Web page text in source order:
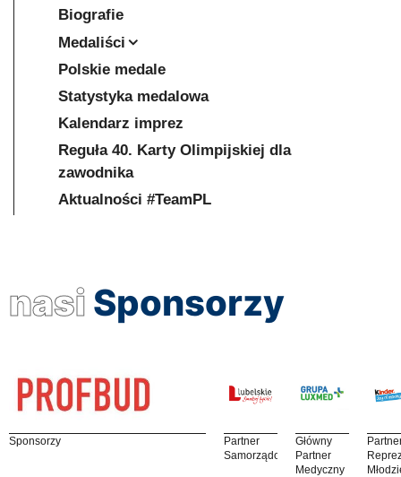
Biografie
Medaliści
Polskie medale
Statystyka medalowa
Kalendarz imprez
Reguła 40. Karty Olimpijskiej dla
zawodnika
Aktualności #TeamPL
nasi Sponsorzy
Sponsorzy
Partner
Samorządowy
Główny
Partner
Medyczny